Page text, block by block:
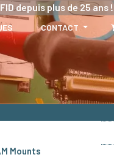
depuis plus de 25 ans !
CONTACT
Mounts